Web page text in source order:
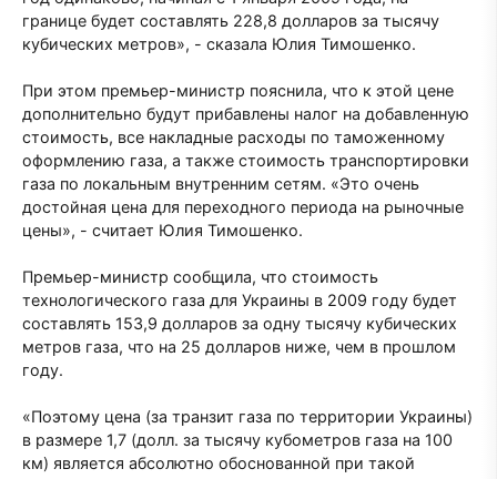
границе будет составлять 228,8 долларов за тысячу
кубических метров», - сказала Юлия Тимошенко.
При этом премьер-министр пояснила, что к этой цене
дополнительно будут прибавлены налог на добавленную
стоимость, все накладные расходы по таможенному
оформлению газа, а также стоимость транспортировки
газа по локальным внутренним сетям. «Это очень
достойная цена для переходного периода на рыночные
цены», - считает Юлия Тимошенко.
Премьер-министр сообщила, что стоимость
технологического газа для Украины в 2009 году будет
составлять 153,9 долларов за одну тысячу кубических
метров газа, что на 25 долларов ниже, чем в прошлом
году.
«Поэтому цена (за транзит газа по территории Украины)
в размере 1,7 (долл. за тысячу кубометров газа на 100
км) является абсолютно обоснованной при такой